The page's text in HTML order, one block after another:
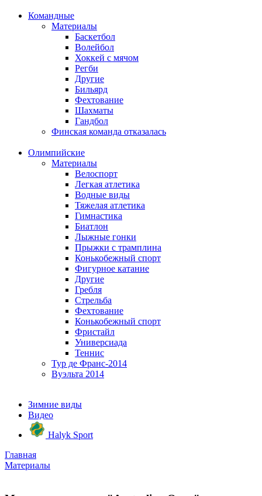
Командные
Материалы
Баскетбол
Волейбол
Хоккей с мячом
Регби
Другие
Бильярд
Фехтование
Шахматы
Гандбол
Финская команда отказалась
Олимпийские
Материалы
Велоспорт
Легкая атлетика
Водные виды
Тяжелая атлетика
Гимнастика
Биатлон
Лыжные гонки
Прыжки с трамплина
Конькобежный спорт
Фигурное катание
Другие
Гребля
Стрельба
Фехтование
Конькобежный спорт
Фристайл
Универсиада
Теннис
Тур де Франс-2014
Вуэльта 2014
Зимние виды
Видео
Halyk Sport
Главная
Материалы